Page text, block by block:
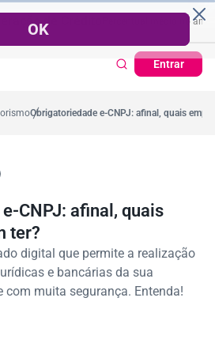
de Crédito Percentual médio no ano
Entrar
Cartão de Crédito | Cadastro
Obrigatoriedade e-CNPJ: afinal, quais
CNPJ: afinal, quais
ter?
digital que permite a realização
e bancárias da sua
com muita segurança. Entenda!